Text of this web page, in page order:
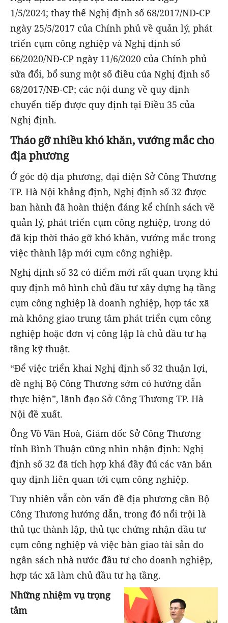
1/5/2024; thay thế Nghị định số 68/2017/NĐ-CP
ngày 25/5/2017 của Chính phủ về quản lý, phát
triển cụm công nghiệp và Nghị định số
66/2020/NĐ-CP ngày 11/6/2020 của Chính phủ
sửa đổi, bổ sung một số điều của Nghị định số
68/2017/NĐ-CP; các nội dung về quy định
chuyển tiếp được quy định tại Điều 35 của
Nghị định.
Tháo gỡ nhiều khó khăn, vướng mắc cho
địa phương
Ở góc độ địa phương, đại diện Sở Công Thương
TP. Hà Nội khẳng định, Nghị định số 32 được
ban hành đã hoàn thiện đáng kể chính sách về
quản lý, phát triển cụm công nghiệp, trong đó
đã kịp thời tháo gỡ khó khăn, vướng mắc trong
việc thành lập mới cụm công nghiệp.
Nghị định số 32 có điểm mới rất quan trọng khi
quy định mô hình chủ đầu tư xây dựng hạ tầng
cụm công nghiệp là doanh nghiệp, hợp tác xã
mà không giao trung tâm phát triển cụm công
nghiệp hoặc đơn vị công lập là chủ đầu tư hạ
tầng kỹ thuật.
“Để việc triển khai Nghị định số 32 thuận lợi,
đề nghị Bộ Công Thương sớm có hướng dẫn
thực hiện”, lãnh đạo Sở Công Thương TP. Hà
Nội đề xuất.
Ông Võ Văn Hoà, Giám đốc Sở Công Thương
tỉnh Bình Thuận cũng nhìn nhận định: Nghị
định số 32 đã tích hợp khá đầy đủ các văn bản
quy định liên quan tới cụm công nghiệp.
Tuy nhiên vẫn còn vấn đề địa phương cần Bộ
Công Thương hướng dẫn, trong đó nổi trội là
thủ tục thành lập, thủ tục chứng nhận đầu tư
cụm công nghiệp và việc bàn giao tài sản do
ngân sách nhà nước đầu tư cho doanh nghiệp,
hợp tác xã làm chủ đầu tư hạ tầng.
Những nhiệm vụ trọng
tâm